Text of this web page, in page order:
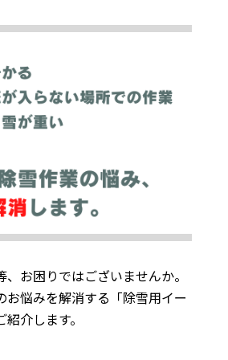
お困りではございませんか。
お悩みを解消する「除雪用イー
介します。